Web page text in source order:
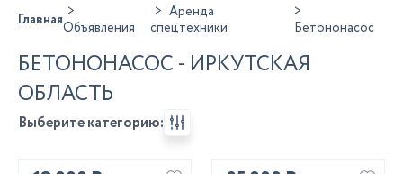
ГлавнаяОбъявления
Аренда
спецтехники
Бетононасос
БЕТОНОНАСОС - ИРКУТСКАЯ
ОБЛАСТЬ
Выберите категорию: